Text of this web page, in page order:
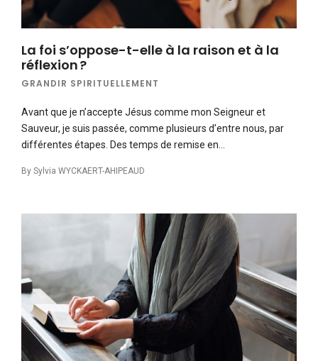
La foi s’oppose-t-elle à la raison et à la
réflexion ?
GRANDIR SPIRITUELLEMENT
Avant que je n’accepte Jésus comme mon Seigneur et
Sauveur, je suis passée, comme plusieurs d’entre nous, par
différentes étapes. Des temps de remise en…
By Sylvia WYCKAERT-AHIPEAUD